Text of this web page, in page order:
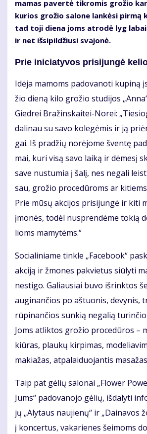
ma­mas pa­ver­tė tik­ro­mis gro­žio
ku­rios gro­žio sa­lo­ne lan­kė­si pir­mą
tad to­ji die­na joms at­ro­dė lyg la­bai
ir net iš­si­pil­džiu­si sva­jo­nė.
Prie ini­cia­ty­vos pri­si­jun­gė
Idė­ja ma­moms pa­do­va­no­ti ku­pi­ną
žio die­ną ki­lo gro­žio stu­di­jos
Gied­rei Bra­žins­kai­tei-No­rei:
da­li­nau su sa­vo ko­le­gė­mis ir ją
gai. Iš pra­džių no­rė­jo­me šven­tę
mai, ku­ri vi­są sa­vo lai­ką ir dė­me­sį
sa­ve nu­stu­mia į ša­lį, nes ne­ga­li
sau, gro­žio pro­ce­dū­roms ar
Prie mū­sų ak­ci­jos pri­si­jun­gė ir ki­ti
įmo­nės, to­dėl nu­spren­dė­me to­kią
lioms ma­my­tėms.“
So­cia­li­nia­me tin­kle „Fa­ce­bo­ok“
ak­ci­ją ir žmo­nes pa­kvie­tus siū­ly­ti
ne­sti­go. Ga­liau­siai bu­vo iš­rink­tos
au­gi­nan­čios po aš­tuo­nis, de­vy­nis,
rū­pi­nan­čios sun­kią ne­ga­lią
Joms at­lik­tos gro­žio pro­ce­dū­ros –
kiū­ras, plau­kų kir­pi­mas,
ma­kia­žas, at­pa­lai­duo­jan­tis
Taip pat gė­lių sa­lo­nai „Flo­wer
Jums“ pa­do­va­no­jo gė­lių, iš­da­ly­ti
jų „Aly­taus nau­jie­nų“ ir „Dai­na­vos
į kon­cer­tus, va­ka­rie­nes šei­moms